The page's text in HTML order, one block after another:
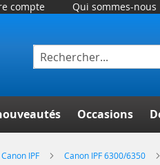
compte Qui sommes-nous
Occasions
Canon IPF Canon IPF 6300/6350